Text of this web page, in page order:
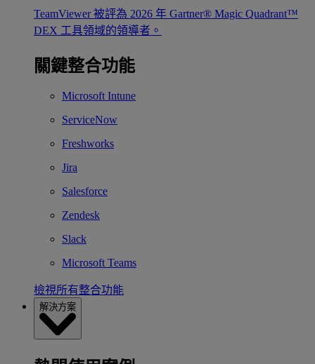
TeamViewer 被評為 2026 年 Gartner® Magic Quadrant™
DEX 工具領域的領導者。
關鍵整合功能
Microsoft Intune
ServiceNow
Freshworks
Jira
Salesforce
Zendesk
Slack
Microsoft Teams
檢視所有整合功能
解決方案